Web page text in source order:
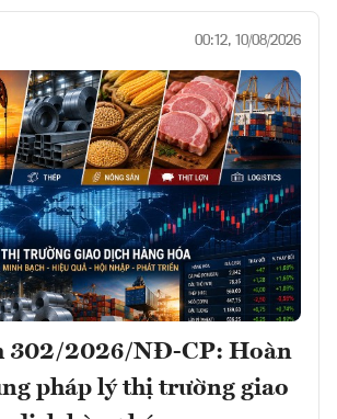
00:12, 10/08/2026
302/2026/NĐ-CP: Hoàn
pháp lý thị trường giao